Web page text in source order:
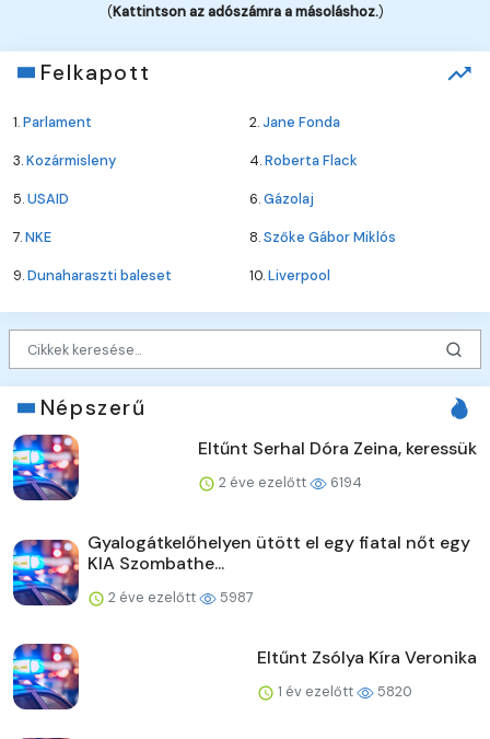
(Kattintson az adószámra a másoláshoz.)
Felkapott
1.Parlament 2.Jane Fonda
3.Kozármisleny 4.Roberta Flack
5.USAID 6.Gázolaj
7.NKE 8.Szőke Gábor Miklós
9.Dunaharaszti baleset 10.Liverpool
Népszerű
Eltűnt Serhal Dóra Zeina, keressük
2 éve ezelőtt 6194
Gyalogátkelőhelyen ütött el egy fiatal nőt egy
KIA Szombathe...
2 éve ezelőtt 5987
Eltűnt Zsólya Kíra Veronika
1 év ezelőtt 5820